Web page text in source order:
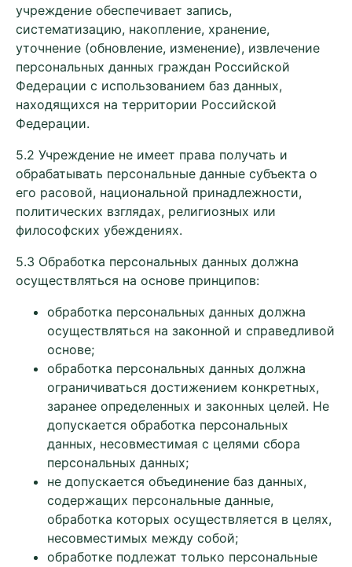
учреждение обеспечивает запись,
систематизацию, накопление, хранение,
уточнение (обновление, изменение), извлечение
персональных данных граждан Российской
Федерации с использованием баз данных,
находящихся на территории Российской
Федерации.
5.2 Учреждение не имеет права получать и
обрабатывать персональные данные субъекта о
его расовой, национальной принадлежности,
политических взглядах, религиозных или
философских убеждениях.
5.3 Обработка персональных данных должна
осуществляться на основе принципов:
обработка персональных данных должна
осуществляться на законной и справедливой
основе;
обработка персональных данных должна
ограничиваться достижением конкретных,
заранее определенных и законных целей. Не
допускается обработка персональных
данных, несовместимая с целями сбора
персональных данных;
не допускается объединение баз данных,
содержащих персональные данные,
обработка которых осуществляется в целях,
несовместимых между собой;
обработке подлежат только персональные